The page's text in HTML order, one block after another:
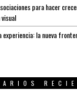
para hacer
experiencia: la nueva